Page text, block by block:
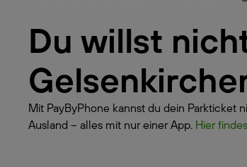
Du willst
Mit PayByPhone kannst du dein Parkticket
Ausland – alles mit nur einer App. Hier